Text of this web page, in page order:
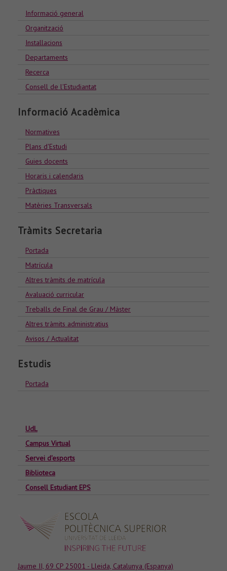
Informació general
Organització
Installacions
Departaments
Recerca
Consell de l'Estudiantat
Informació Acadèmica
Normatives
Plans d'Estudi
Guies docents
Horaris i calendaris
Pràctiques
Matèries Transversals
Tràmits Secretaria
Portada
Matrícula
Altres tràmits de matrícula
Avaluació curricular
Treballs de Final de Grau / Màster
Altres tràmits administratius
Avisos / Actualitat
Estudis
Portada
UdL
Campus Virtual
Servei d'esports
Biblioteca
Consell Estudiant EPS
Jaume II, 69 CP 25001 - Lleida, Catalunya (Espanya)